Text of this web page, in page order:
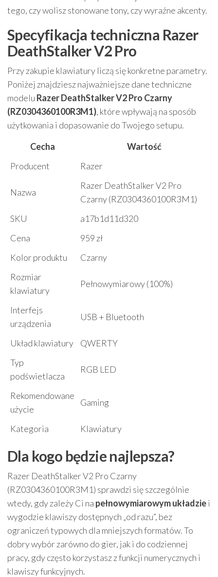
tego, czy wolisz stonowane tony, czy wyraźne akcenty.
Specyfikacja techniczna Razer
DeathStalker V2 Pro
Przy zakupie klawiatury liczą się konkretne parametry.
Poniżej znajdziesz najważniejsze dane techniczne
modelu Razer DeathStalker V2 Pro Czarny
(RZ0304360100R3M1), które wpływają na sposób
użytkowania i dopasowanie do Twojego setupu.
Cecha
Wartość
Producent
Razer
Nazwa
Razer DeathStalker V2 Pro
Czarny (RZ0304360100R3M1)
SKU
a17b1d11d320
Cena
959 zł
Kolor produktu
Czarny
Rozmiar
klawiatury
Pełnowymiarowy (100%)
Interfejs
urządzenia
USB + Bluetooth
Układ klawiatury
QWERTY
Typ
podświetlacza
RGB LED
Rekomendowane
użycie
Gaming
Kategoria Klawiatury
Dla kogo będzie najlepsza?
Razer DeathStalker V2 Pro Czarny
(RZ0304360100R3M1) sprawdzi się szczególnie
wtedy, gdy zależy Ci na pełnowymiarowym układziei
wygodzie klawiszy dostępnych „od razu”, bez
ograniczeń typowych dla mniejszych formatów. To
dobry wybór zarówno do gier, jak i do codziennej
pracy, gdy często korzystasz z funkcji numerycznych i
klawiszy funkcyjnych.